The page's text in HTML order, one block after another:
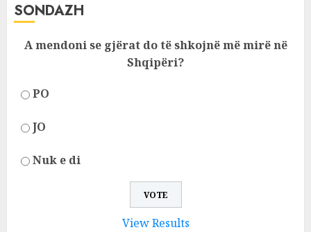
SONDAZH
A mendoni se gjërat do të shkojnë më mirë në
Shqipëri?
PO
JO
Nuk e di
View Results